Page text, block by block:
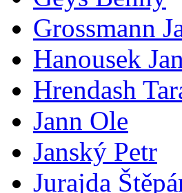
Grossmann
Hanousek Jan
Hrendash
Jann Ole
Janský Petr
Jurajda